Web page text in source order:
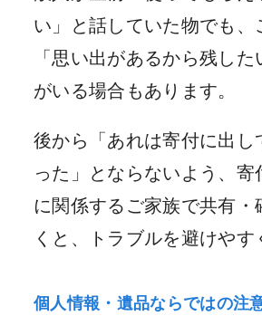
い」と話していた物でも、
「思い出があるから残し
がいる場合もあります。
後から「あれは寄付に出し
った」とならないよう、寄
に関係するご家族で共有・
くと、トラブルを避けやす
個人情報・遺品ならではの注